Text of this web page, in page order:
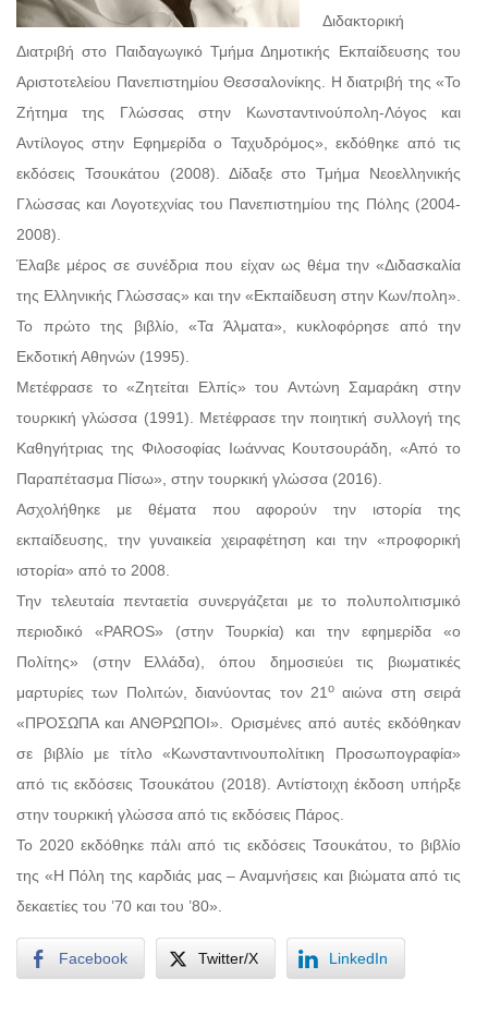
Διδακτορική
Διατριβή στο Παιδαγωγικό Τμήμα Δημοτικής Εκπαίδευσης του
Αριστοτελείου Πανεπιστημίου Θεσσαλονίκης. Η διατριβή της «Το
Ζήτημα της Γλώσσας στην Κωνσταντινούπολη-Λόγος και
Αντίλογος στην Εφημερίδα ο Ταχυδρόμος», εκδόθηκε από τις
εκδόσεις Τσουκάτου (2008). Δίδαξε στο Τμήμα Νεοελληνικής
Γλώσσας και Λογοτεχνίας του Πανεπιστημίου της Πόλης (2004-
2008).
Έλαβε μέρος σε συνέδρια που είχαν ως θέμα την «Διδασκαλία
της Ελληνικής Γλώσσας» και την «Εκπαίδευση στην Κων/πολη».
Το πρώτο της βιβλίο, «Τα Άλματα», κυκλοφόρησε από την
Εκδοτική Αθηνών (1995).
Μετέφρασε το «Ζητείται Ελπίς» του Αντώνη Σαμαράκη στην
τουρκική γλώσσα (1991). Μετέφρασε την ποιητική συλλογή της
Καθηγήτριας της Φιλοσοφίας Ιωάννας Κουτσουράδη, «Από το
Παραπέτασμα Πίσω», στην τουρκική γλώσσα (2016).
Ασχολήθηκε με θέματα που αφορούν την ιστορία της
εκπαίδευσης, την γυναικεία χειραφέτηση και την «προφορική
ιστορία» από το 2008.
Την τελευταία πενταετία συνεργάζεται με το πολυπολιτισμικό
περιοδικό «PAROS» (στην Τουρκία) και την εφημερίδα «ο
Πολίτης» (στην Ελλάδα), όπου δημοσιεύει τις βιωματικές
μαρτυρίες των Πολιτών, διανύοντας τον 21οαιώνα στη σειρά
«ΠΡΟΣΩΠΑ και ΑΝΘΡΩΠΟΙ». Ορισμένες από αυτές εκδόθηκαν
σε βιβλίο με τίτλο «Κωνσταντινουπολίτικη Προσωπογραφία»
από τις εκδόσεις Τσουκάτου (2018). Αντίστοιχη έκδοση υπήρξε
στην τουρκική γλώσσα από τις εκδόσεις Πάρος.
Το 2020 εκδόθηκε πάλι από τις εκδόσεις Τσουκάτου, το βιβλίο
της «Η Πόλη της καρδιάς μας – Αναμνήσεις και βιώματα από τις
δεκαετίες του ’70 και του ’80».
Facebook Twitter/X LinkedIn